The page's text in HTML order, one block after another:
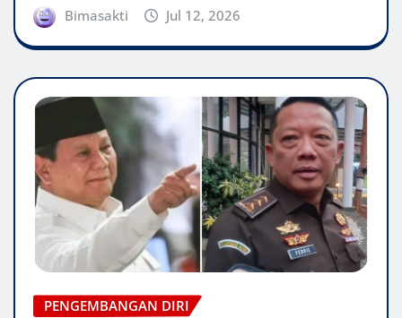
Bimasakti Jul 12, 2026
PENGEMBANGAN DIRI